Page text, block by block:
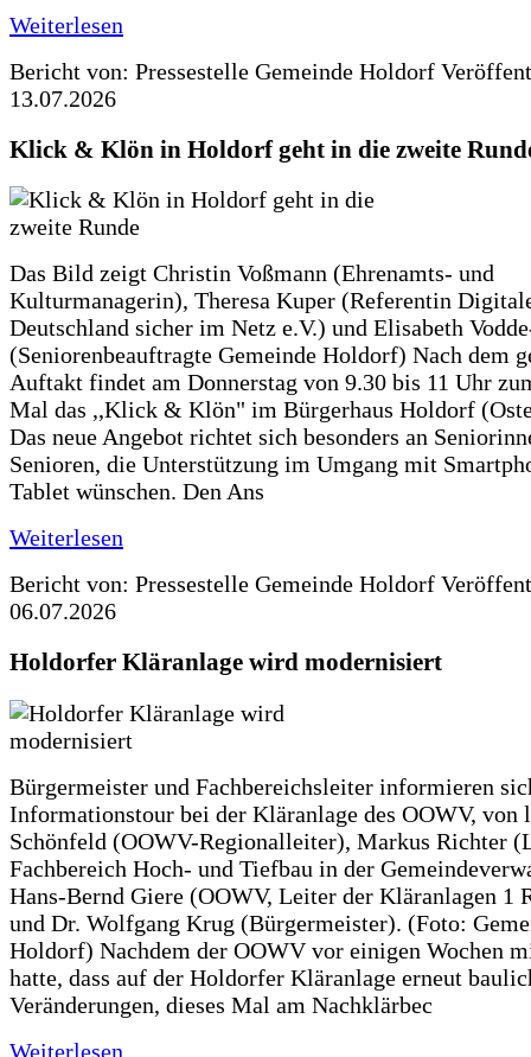
Weiterlesen
Bericht von: Pressestelle Gemeinde Holdorf
13.07.2026
Klick & Klön in Holdorf geht in die zweite
Das Bild zeigt Christin Voßmann (Ehrenamts- und
Kulturmanagerin), Theresa Kuper (Referentin
Deutschland sicher im Netz e.V.) und Elisabeth
(Seniorenbeauftragte Gemeinde Holdorf) Nach dem
Auftakt findet am Donnerstag von 9.30 bis 11 Uhr
Mal das ,,Klick & Klön" im Bürgerhaus Holdorf
Das neue Angebot richtet sich besonders an
Senioren, die Unterstützung im Umgang mit
Tablet wünschen. Den Ans
Weiterlesen
Bericht von: Pressestelle Gemeinde Holdorf
06.07.2026
Holdorfer Kläranlage wird modernisiert
Bürgermeister und Fachbereichsleiter informieren
Informationstour bei der Kläranlage des OOWV, von
Schönfeld (OOWV-Regionalleiter), Markus Richter
Fachbereich Hoch- und Tiefbau in der
Hans-Bernd Giere (OOWV, Leiter der Kläranlagen 1
und Dr. Wolfgang Krug (Bürgermeister). (Foto:
Holdorf) Nachdem der OOWV vor einigen Wochen
hatte, dass auf der Holdorfer Kläranlage erneut
Veränderungen, dieses Mal am Nachklärbec
Weiterlesen